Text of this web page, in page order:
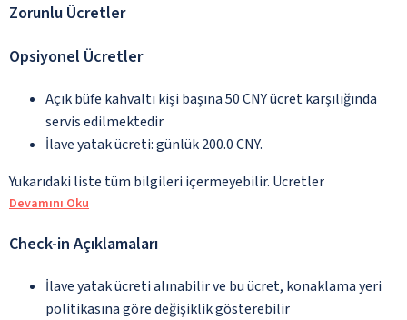
Zorunlu Ücretler
Opsiyonel Ücretler
Açık büfe kahvaltı kişi başına 50 CNY ücret karşılığında
servis edilmektedir
İlave yatak ücreti: günlük 200.0 CNY.
Yukarıdaki liste tüm bilgileri içermeyebilir. Ücretler
Devamını Oku
Check-in Açıklamaları
İlave yatak ücreti alınabilir ve bu ücret, konaklama yeri
politikasına göre değişiklik gösterebilir